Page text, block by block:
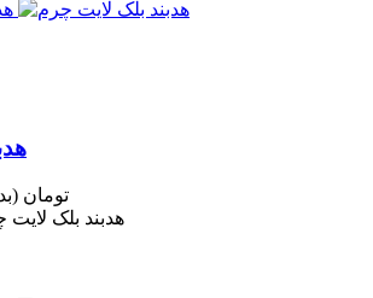
400,000 تومان
هدبند بلک